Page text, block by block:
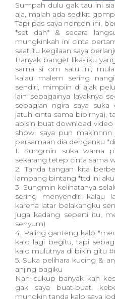
Sumpah dulu gak tau ini
aja, malah ada sedikit
Tapi pas saya nonton ini,
*set dah* & secara
mungkinkah ini cinta
saat itu kegilaan saya
Banyak banget lika-liku
sama si om satu ini,
kalau malem sering
sendiri, mimpiin di ajak
lain sebagainya layaknya
sebagian ngira saya suka
jatuh cinta sama bibirnya),
abisin buat download
show, saya pun
persamaan dia denganku
1. Sungmin suka warna
sekarang tetep cinta sama
2. Tanda tangan kita
lambang bintang *ttd ini
3. Sungmin kelihatanya
sering menyendiri kalau
karena latar belakangku
juga kadang seperti itu,
senyum)
4. Paling ganteng kalo
kalo lagi begitu, tapi
kalo mulutnya di bikin gitu
5. Suka pelihara kucing &
anjing bagiku
Nah cukup banyak kan
gak saya buat-buat,
mungkin tanda kalo saya